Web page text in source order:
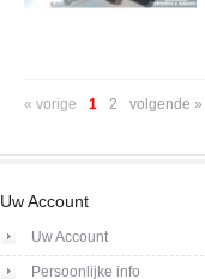
« vorige 1 2 volgende »
Uw Account
Uw Account
Persoonlijke info